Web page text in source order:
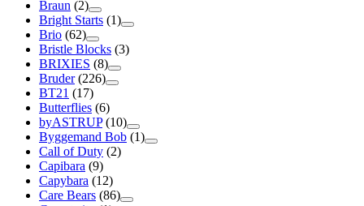
Braun (2)
Bright Starts (1)
Brio (62)
Bristle Blocks (3)
BRIXIES (8)
Bruder (226)
BT21 (17)
Butterflies (6)
byASTRUP (10)
Byggemand Bob (1)
Call of Duty (2)
Capibara (9)
Capybara (12)
Care Bears (86)